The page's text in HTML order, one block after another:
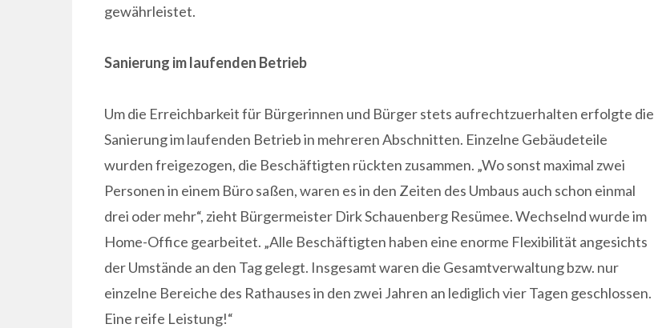
gewährleistet.
Sanierung im laufenden Betrieb
Um die Erreichbarkeit für Bürgerinnen und Bürger stets aufrechtzuerhalten erfolgte die
Sanierung im laufenden Betrieb in mehreren Abschnitten. Einzelne Gebäudeteile
wurden freigezogen, die Beschäftigten rückten zusammen. „Wo sonst maximal zwei
Personen in einem Büro saßen, waren es in den Zeiten des Umbaus auch schon einmal
drei oder mehr“, zieht Bürgermeister Dirk Schauenberg Resümee. Wechselnd wurde im
Home-Office gearbeitet. „Alle Beschäftigten haben eine enorme Flexibilität angesichts
der Umstände an den Tag gelegt. Insgesamt waren die Gesamtverwaltung bzw. nur
einzelne Bereiche des Rathauses in den zwei Jahren an lediglich vier Tagen geschlossen.
Eine reife Leistung!“